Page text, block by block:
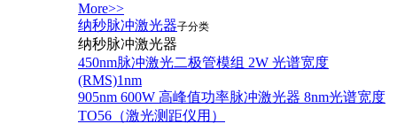
More>>
纳秒脉冲激光器子分类
纳秒脉冲激光器
450nm脉冲激光二极管模组 2W 光谱宽度
(RMS)1nm
905nm 600W 高峰值功率脉冲激光器 8nm光谱宽度
TO56（激光测距仪用）